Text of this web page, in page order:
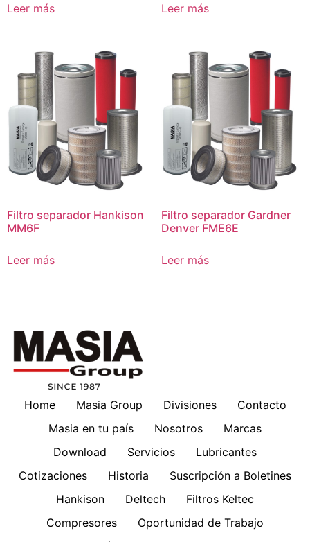
Leer más Leer más
Filtro separador Hankison
MM6F
Leer más
Filtro separador Gardner
Denver FME6E
Leer más
Home Masia Group Divisiones
Contacto
Masia en tu país
Nosotros
Marcas
Download
Servicios
Lubricantes
Cotizaciones
Historia
Suscripción a Boletines
Hankison
Deltech
Filtros Keltec
Compresores
Oportunidad de Trabajo